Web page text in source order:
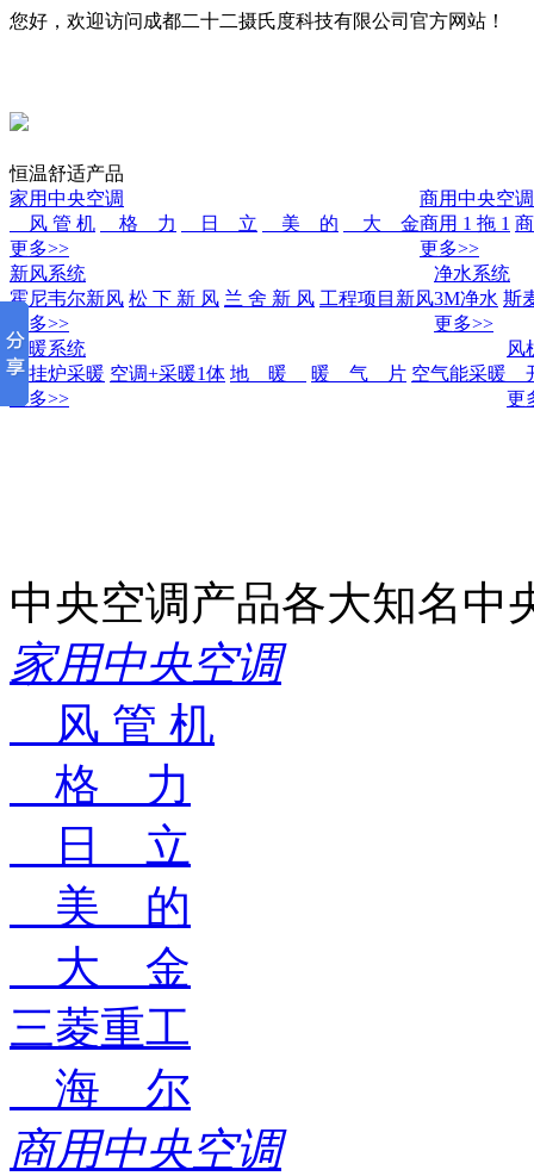
您好，欢迎访问成都二十二摄氏度科技有限公司官方网站！
恒温舒适产品
家用中央空调
风 管 机
格 力 日 立 美 的
大 金
更多>>
商用中央空调
商用 1 拖 1
更多>>
新风系统
霍尼韦尔新风 松 下 新 风 兰 舍 新 风 工程项目新风
更多>>
净水系统
3M净水 斯
更多>>
采暖系统
壁挂炉采暖 空调+采暖1体 地 暖 暖 气 片 空气能采暖
更多>>
风
更
中央空调产品各大知名中
家用中央空调
风 管 机
格 力
日 立
美 的
大 金
三菱重工
海 尔
商用中央空调